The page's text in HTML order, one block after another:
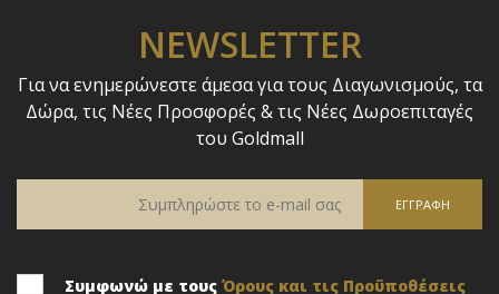
NEWSLETTER
Για να ενημερώνεστε άμεσα για τους Διαγωνισμούς, τα
Δώρα, τις Νέες Προσφορές & τις Νέες Δωροεπιταγές
του Goldmall
Συμφωνώ με τους Όρους και τις Προϋποθέσεις